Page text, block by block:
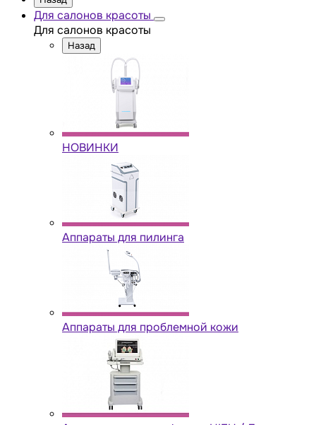
Для салонов красоты
Для салонов красоты
Назад
НОВИНКИ
Аппараты для пилинга
Аппараты для проблемной кожи